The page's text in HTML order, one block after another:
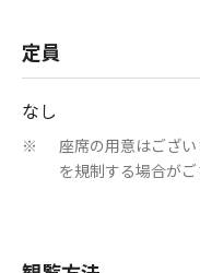
定員
なし
※
座席の用意はござ
を規制する場合が